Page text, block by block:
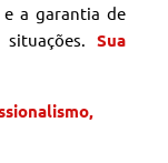
e a garantia de
Sua